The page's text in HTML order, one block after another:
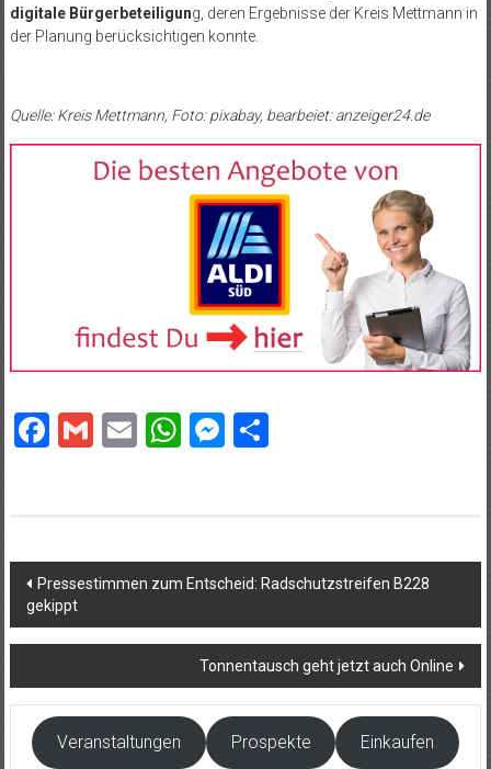
digitale Bürgerbeteiligung, deren Ergebnisse der Kreis Mettmann in
der Planung berücksichtigen konnte.
Quelle: Kreis Mettmann, Foto: pixabay, bearbeiet: anzeiger24.de
Facebook
Gmail
EmailWhatsApp
Messenger
Teilen
Beitragsnavigation
Pressestimmen zum Entscheid: Radschutzstreifen B228
gekippt
Tonnentausch geht jetzt auch Online
Veranstaltungen Prospekte Einkaufen